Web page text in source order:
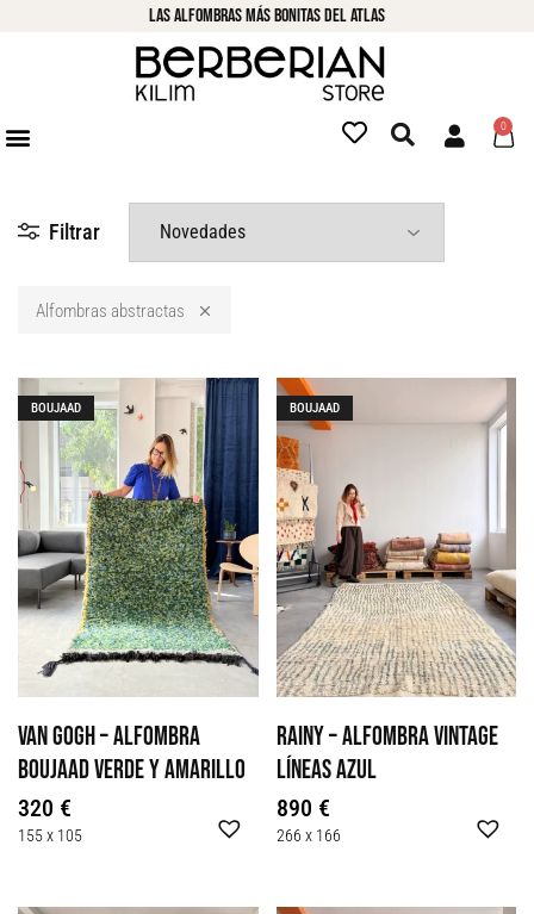
LAs alfombras más bonitas del atlas
0
Filtrar
Alfombras abstractas
BOUJAAD
Van Gogh – alfombra
Boujaad verde y amarillo
320 €
155 x 105
BOUJAAD
RAINY – ALFOMBRA VINTAGE
LÍNEAS AZUL
890 €
266 x 166